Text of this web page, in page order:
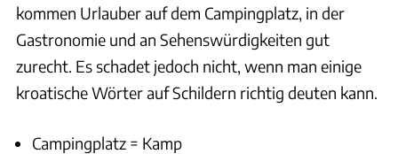
kommen Urlauber auf dem Campingplatz, in der
Gastronomie und an Sehenswürdigkeiten gut
zurecht. Es schadet jedoch nicht, wenn man einige
kroatische Wörter auf Schildern richtig deuten kann.
Campingplatz = Kamp